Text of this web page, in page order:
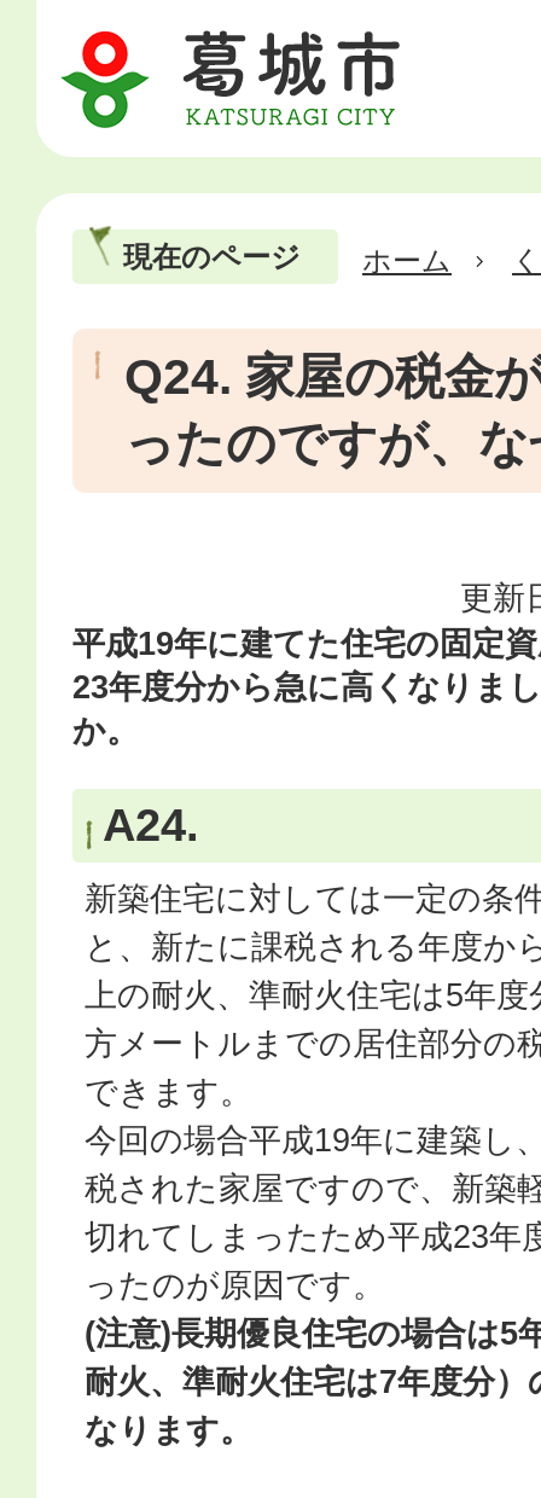
現在のページ ホーム
Q24. 家屋の税金
ったのですが、
更新
平成19年に建てた住宅の固定
23年度分から急に高くなりま
か。
A24.
新築住宅に対しては一定の条
と、新たに課税される年度か
上の耐火、準耐火住宅は5年
方メートルまでの居住部分の
できます。
今回の場合平成19年に建築し
税された家屋ですので、新築
切れてしまったため平成23年
ったのが原因です。
(注意)長期優良住宅の場合は5
耐火、準耐火住宅は7年度分
なります。